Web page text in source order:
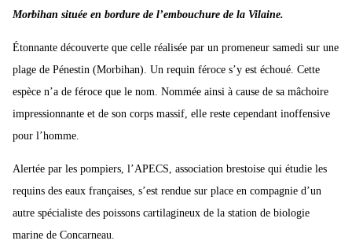
Morbihan située en bordure de l’embouchure de la Vilaine.
Étonnante découverte que celle réalisée par un promeneur samedi sur une
plage de Pénestin (Morbihan). Un requin féroce s’y est échoué. Cette
espèce n’a de féroce que le nom. Nommée ainsi à cause de sa mâchoire
impressionnante et de son corps massif, elle reste cependant inoffensive
pour l’homme.
Alertée par les pompiers, l’APECS, association brestoise qui étudie les
requins des eaux françaises, s’est rendue sur place en compagnie d’un
autre spécialiste des poissons cartilagineux de la station de biologie
marine de Concarneau.